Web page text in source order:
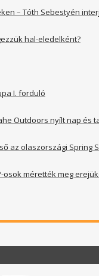
– Tóth Sebestyén
hal-eledelként?
I. forduló
Outdoors nyílt nap és
az olaszországi Spring
osok mérették meg